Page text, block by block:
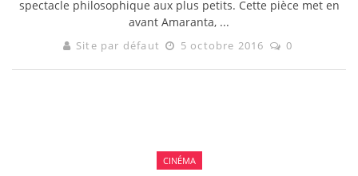
spectacle philosophique aux plus petits. Cette pièce met en
avant Amaranta, ...
Site par défaut 5 octobre 2016 0
CINÉMA